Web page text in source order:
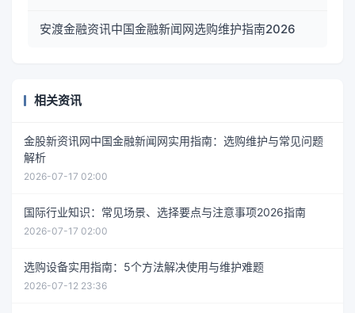
安渡金融资讯中国金融新闻网选购维护指南2026
相关资讯
金股新资讯网中国金融新闻网实用指南：选购维护与常见问题
解析
2026-07-17 02:00
国际行业知识：常见场景、选择要点与注意事项2026指南
2026-07-17 02:00
选购设备实用指南：5个方法解决使用与维护难题
2026-07-12 23:36